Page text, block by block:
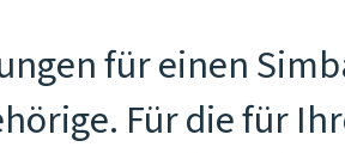
für einen
Für die für